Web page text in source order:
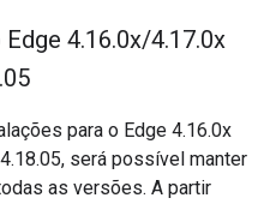
4.16.0x/4.17.0x
.05
para o Edge 4.16.0x
será possível manter
as versões. A partir